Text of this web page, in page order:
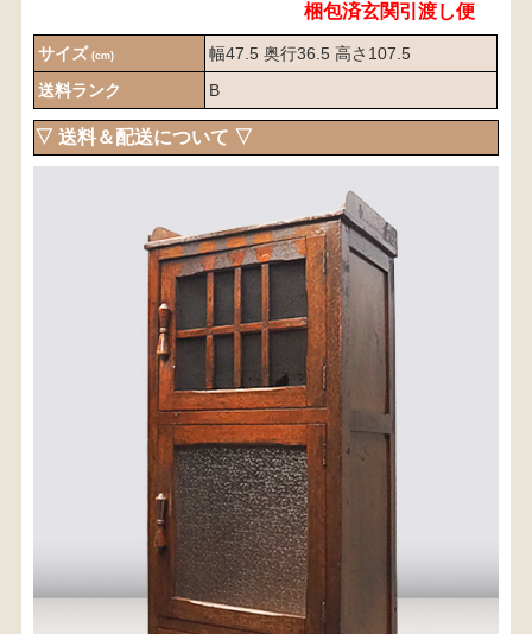
梱包済玄関引渡し便
サイズ (cm)
幅47.5 奥行36.5 高さ107.5
送料ランク
B
▽ 送料＆配送について ▽
〈送料について〉
・商品代金に送料は含まれておりません。
・送料は、商品のサイズ・発送先地域によって異なり
・ご購入手続きを進める途中で「宅急便」を選択いた
だくと、自動的に送料が加算されます。
・配送についての詳細は、 こちら→
【送料を確認する】
お届け先、送料ランクを選択する事で送料が表
示されます。
お届け先